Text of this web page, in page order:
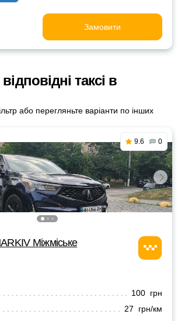
Замовити
таксі в
або перегляньте варіанти по інших
9.6 0
Міжміське
100 грн
27 грн/км